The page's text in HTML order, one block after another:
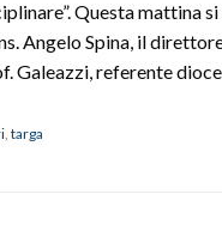
Questa mattina
Angelo Spina, il
Galeazzi, referente
targa